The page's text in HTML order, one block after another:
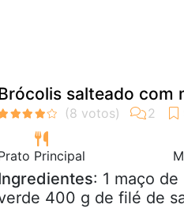
salteado com
Principal
: 1 maço
400 g de filé de